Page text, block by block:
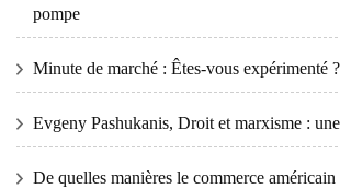
pompe
Minute de marché : Êtes-vous expérimenté ?
Evgeny Pashukanis, Droit et marxisme :
De quelles manières le commerce